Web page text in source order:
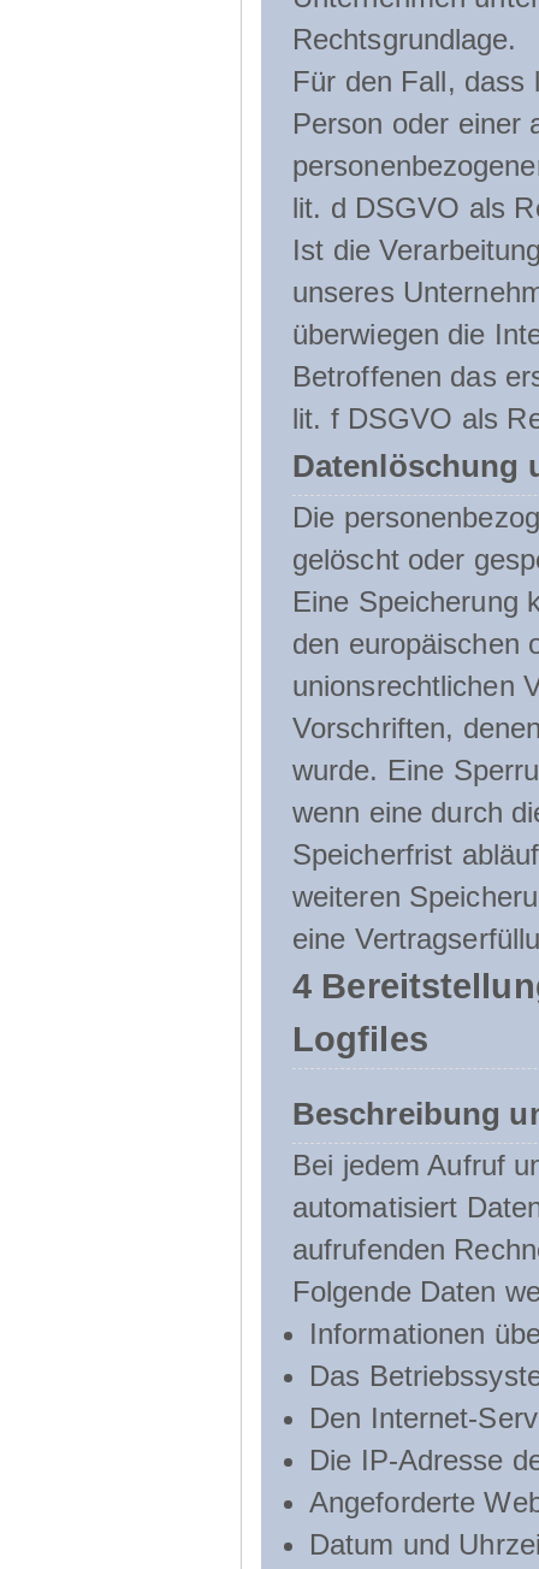
Rechtsgrundlage.
Für den Fall, dass
Person oder einer
lit. d DSGVO als
Ist die
unseres
überwiegen die
Betroffenen das
lit. f DSGVO als
Datenlöschung
Die
gelöscht oder
Eine Speicherung
den europäischen
unionsrechtlichen
Vorschriften,
wurde. Eine
wenn eine durch
Speicherfrist
weiteren
eine
4
Logfiles
Beschreibung
Bei jedem Aufruf
automatisiert
aufrufenden
Folgende Daten
Informationen
Das
Den Internet-
Die IP-Adresse
Angeforderte
Datum und